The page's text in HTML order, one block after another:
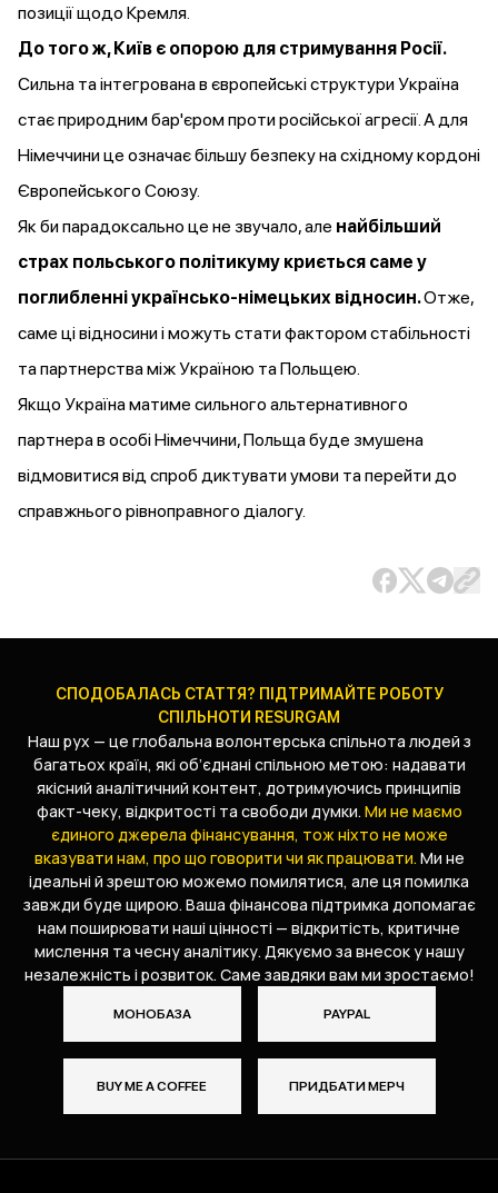
позиції щодо Кремля.
До того ж, Київ є опорою для стримування Росії.
Сильна та інтегрована в європейські структури Україна
стає природним бар'єром проти російської агресії. А для
Німеччини це означає більшу безпеку на східному кордоні
Європейського Союзу.
Як би парадоксально це не звучало, але найбільший
страх польського політикуму криється саме у
поглибленні українсько-німецьких відносин.Отже,
саме ці відносини і можуть стати фактором стабільності
та партнерства між Україною та Польщею.
Якщо Україна матиме сильного альтернативного
партнера в особі Німеччини, Польща буде змушена
відмовитися від спроб диктувати умови та перейти до
справжнього рівноправного діалогу.
СПОДОБАЛАСЬ СТАТТЯ? ПІДТРИМАЙТЕ РОБОТУ
СПІЛЬНОТИ RESURGAM
Наш рух — це глобальна волонтерська спільнота людей з
багатьох країн, які об’єднані спільною метою: надавати
якісний аналітичний контент, дотримуючись принципів
факт-чеку, відкритості та свободи думки. Ми не маємо
єдиного джерела фінансування, тож ніхто не може
вказувати нам, про що говорити чи як працювати. Ми не
ідеальні й зрештою можемо помилятися, але ця помилка
завжди буде щирою. Ваша фінансова підтримка допомагає
нам поширювати наші цінності — відкритість, критичне
мислення та чесну аналітику. Дякуємо за внесок у нашу
незалежність і розвиток. Саме завдяки вам ми зростаємо!
МОНОБАЗА PAYPAL
BUY ME A COFFEE ПРИДБАТИ МЕРЧ